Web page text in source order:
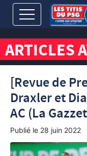
ARTICLES
[Revue de
Draxler et
AC (La
Publié le 28 juin 2022